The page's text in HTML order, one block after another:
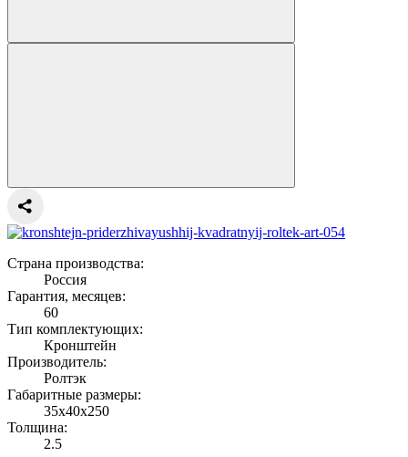
Страна производства:
Россия
Гарантия, месяцев:
60
Тип комплектующих:
Кронштейн
Производитель:
Ролтэк
Габаритные размеры:
35х40х250
Толщина:
2.5